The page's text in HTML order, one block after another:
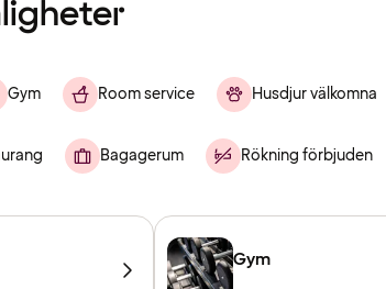
Gym Room service Husdjur välkomna
Bagagerum Rökning förbjuden
Gym